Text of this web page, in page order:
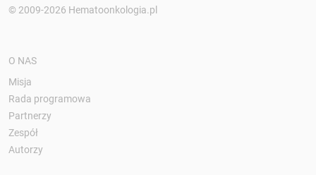
© 2009-2026 Hematoonkologia.pl
O NAS
Misja
Rada programowa
Partnerzy
Zespół
Autorzy